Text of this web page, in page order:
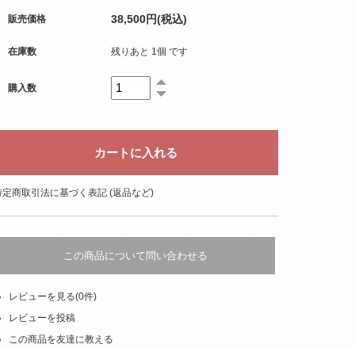
販売価格 38,500円(税込)
在庫数 残りあと 1個 です
購入数
定商取引法に基づく表記 (返品など)
この商品について問い合わせる
レビューを見る(0件)
レビューを投稿
この商品を友達に教える